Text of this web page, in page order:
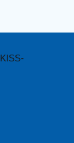
KISS-